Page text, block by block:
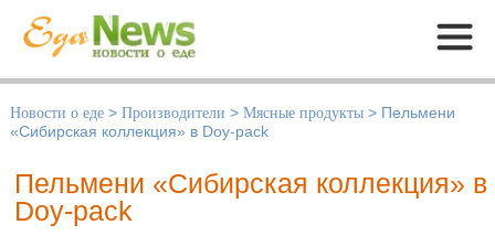
Меню
Новости о еде > Производители > Мясные продукты > Пельмени
«Сибирская коллекция» в Doy-pack
Пельмени «Сибирская коллекция» в
Doy-pack